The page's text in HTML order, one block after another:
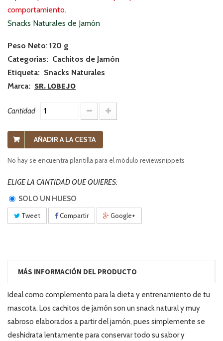
comportamiento.
Snacks Naturales de Jamón
Peso Neto: 120 g
Categorías: Cachitos de Jamón
Etiqueta: Snacks Naturales
Marca: SR. LOBEJO
Cantidad
AÑADIR A LA CESTA
No hay se encuentra plantilla para el módulo reviewsnippets
ELIGE LA CANTIDAD QUE QUIERES:
SOLO UN HUESO
Tweet Compartir Google+
MÁS INFORMACIÓN DEL PRODUCTO
Ideal como complemento para la dieta y entrenamiento de tu
mascota. Los cachitos de jamón son un snack natural y muy
sabroso elaborados a partir del jamón, pues simplemente se
deshidrata lentamente para conservar todo su sabor y